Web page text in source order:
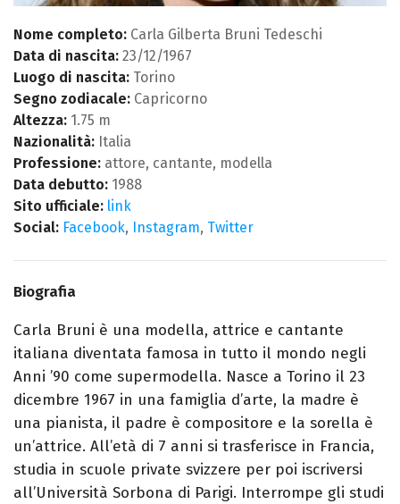
Nome completo: Carla Gilberta Bruni Tedeschi
Data di nascita: 23/12/1967
Luogo di nascita: Torino
Segno zodiacale: Capricorno
Altezza: 1.75 m
Nazionalità: Italia
Professione: attore, cantante, modella
Data debutto: 1988
Sito ufficiale: link
Social: Facebook, Instagram, Twitter
Biografia
Carla Bruni è una modella, attrice e cantante
italiana diventata famosa in tutto il mondo negli
Anni ’90 come supermodella. Nasce a Torino il 23
dicembre 1967 in una famiglia d’arte, la madre è
una pianista, il padre è compositore e la sorella è
un’attrice. All’età di 7 anni si trasferisce in Francia,
studia in scuole private svizzere per poi iscriversi
all’Università Sorbona di Parigi. Interrompe gli studi